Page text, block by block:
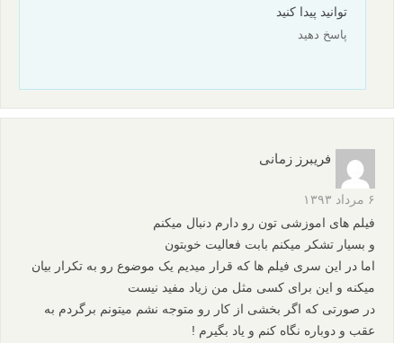
توانید پیدا کنید
پاسخ دهید
فریبرز زمانی
۶ مرداد ۱۳۹۳
فیلم های اموزشی تون رو دارم دنبال میکنم
و بسیار تشکر میکنم بابت فعالیت خوبتون
اما در این سری فیلم ها که قرار میدیم یک موضوع رو به تکرار بیان
میکنه و این برای کسی مثل من زیاد مفید نیست
در صورتی که اگر بخشی از کار رو متوجه نشم میتونم برگردم به
عقب و دوباره نگاه کنم و یاد بگیرم !